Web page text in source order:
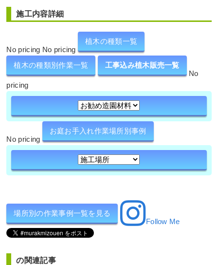
施工内容詳細
No pricing No pricing
植木の種類一覧
植木の種類別作業一覧
工事込み植木販売一覧
No
pricing
No pricing
お庭お手入れ作業場所別事例
場所別の作業事例一覧を見る
Follow Me
の関連記事